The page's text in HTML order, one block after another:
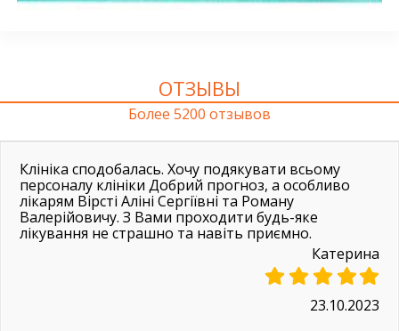
ОТЗЫВЫ
Более 5200 отзывов
Клініка сподобалась. Хочу подякувати всьому
персоналу клініки Добрий прогноз, а особливо
лікарям Вірсті Аліні Сергіївні та Роману
Валерійовичу. З Вами проходити будь-яке
лікування не страшно та навіть приємно.
Катерина
23.10.2023